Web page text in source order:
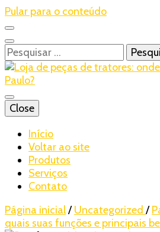
Pular para o conteúdo
Pesquisar
por:
Realtrac
Blog – Realtrac
Close
Início
Voltar ao site
Produtos
Serviços
Contato
Página inicial/ Uncategorized /
quais suas funções e principais